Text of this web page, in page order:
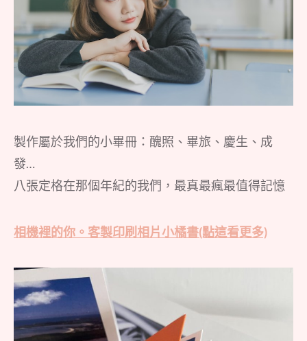
製作屬於我們的小畢冊：醜照、畢旅、慶生、成
發…
八張定格在那個年紀的我們，最真最瘋最值得記憶
相機裡的你。客製印刷相片小橘書(點這看更多)